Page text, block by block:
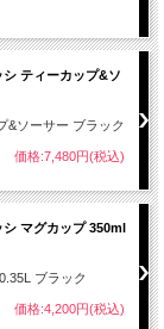
ティーカップ&ソ
&ソーサー ブラック
価格:7,480円(税込)
マグカップ 350ml
ブラック
価格:4,200円(税込)